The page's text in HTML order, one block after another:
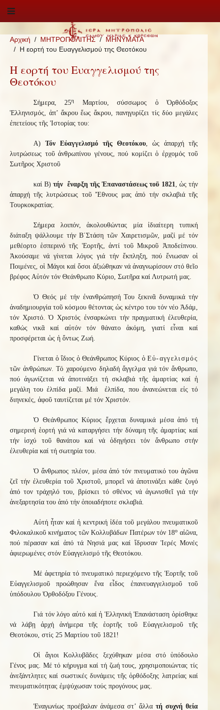
Αρχική ΜΗΤΡΟΠΟΛΙΤΗΣ
ΜΗΝΥΜΑΤΑ
Η εορτή του Ευαγγελισμού της Θεοτόκου
Η εορτή του Ευαγγελισμού της
Θεοτόκου
Σήμερα, 25η
Μαρτίου, σύσσωμος ὁ Ὀρθόδοξος
Ἑλληνισμός, ἀπ’ ἄκρου ἕως ἄκρου, πανηγυρίζει τίς δύο μεγάλες
ἐπετείους τῆς Ἱστορίας του:
Α) Τόν Εὐαγγελισμό τῆς Θεοτόκου, ὡς ἀπαρχή τῆς
λυτρώσεως τοῦ ἀνθρωπίνου γένους, πού κομίζει ὁ ἐρχομός τοῦ
Σωτῆρος Χριστοῦ
καί Β)τήν ἔναρξη τῆς Ἐπαναστάσεως τοῦ 1821, ὡς τήν
ἀπαρχή τῆς λυτρώσεως τοῦ Ἔθνους μας ἀπό τήν σκλαβιά τῆς
Τουρκοκρατίας.
Σήμερα λοιπόν, ἀκολουθώντας μία ἰδιαίτερη τυπική
διάταξη ψάλλουμε τήν Β΄Στάση τῶν Χαιρετισμῶν, μαζί μέ τόν
μεθέορτο ἑσπερινό τῆς Ἑορτῆς, ἀντί τοῦ Μικροῦ Ἀποδείπνου.
Ἀκούσαμε νά γίνεται λόγος γιά τήν ἔκπληξη, πού ἔνιωσαν οἱ
Ποιμένες, οἱ Μάγοι καί ὅσοι ἀξιώθηκαν νά ἀναγνωρίσουν στό θεῖο
βρέφος Αὐτόν τόν Θεάνθρωπο Κύριο, Σωτῆρα καί Λυτρωτή μας.
Ὁ Θεός μέ τήν ἐνανθρώπησή Του ξεκινᾶ δυναμικά τήν
ἀναδημιουργία τοῦ κόσμου θέτοντας ὡς κέντρο του τόν νέο Ἀδάμ,
τόν Χριστό. Ὁ Χριστός ἐνσαρκώνει τήν πραγματική ἐλευθερία,
καθώς νικᾶ καί αὐτόν τόν θάνατο ἀκόμη, γιατί εἶναι καί
προσφέρεται ὡς ἡ ὄντως Ζωή.
Γίνεται ὁ ἴδιος ὁ Θεάνθρωπος Κύριος ὁ Εὐ-αγγελισμός
τῶν ἀνθρώπων. Τό χαρούμενο δηλαδή ἄγγελμα γιά τόν ἄνθρωπο,
πού ἀγωνίζεται νά ἀποτινάξει τή σκλαβιά τῆς ἁμαρτίας καί ἡ
μεγάλη του ἐλπίδα μαζί. Μιά ἐλπίδα, που ἀνανεώνεται εἰς τό
διηνεκές, ἀφοῦ ταυτίζεται μέ τόν Χριστόν.
Ὁ Θεάνθρωπος Κύριος ἔρχεται δυναμικά μέσα ἀπό τή
σημερινή ἑορτή γιά νά καταργήσει τήν δύναμη τῆς ἁμαρτίας καί
τήν ἰσχύ τοῦ θανάτου καί νά ὁδηγήσει τόν ἄνθρωπο στήν
ἐλευθερία καί τή σωτηρία του.
Ὁ ἄνθρωπος πλέον, μέσα ἀπό τόν πνευματικό του ἀγῶνα
ζεῖ τήν ἐλευθερία τοῦ Χριστοῦ, μπορεῖ νά ἀποτινάξει κάθε ζυγό
ἀπό τον τράχηλό του, βρίσκει τό σθένος νά ἀγωνισθεῖ γιά τήν
ἀνεξαρτησία του ἀπό τήν ὁποιαδήποτε σκλαβιά.
Αὐτή ἦταν καί ἡ κεντρική ἰδέα τοῦ μεγάλου πνευματικοῦ
Φιλοκαλικοῦ κινήματος τῶν Κολλυβάδων Πατέρων τόν 18ο αἰῶνα,
πού πέρασαν καί ἀπό τά Νησιά μας καί ἵδρυσαν Ἱερές Μονές
ἀφιερωμένες στόν Εὐαγγελισμό τῆς Θεοτόκου.
Μέ ἀφετηρία τό πνευματικό περιεχόμενο τῆς Ἑορτῆς τοῦ
Εὐαγγελισμοῦ προώθησαν ἕνα εἶδος ἐπανευαγγελισμοῦ τοῦ
ὑπόδουλου Ὀρθοδόξου Γένους.
Γιά τόν λόγο αὐτό καί ἡ Ἑλληνική Ἐπανάσταση ὁρίσθηκε
νά λάβῃ ἀρχή ἀνήμερα τῆς ἑορτῆς τοῦ Εὐαγγελισμοῦ τῆς
Θεοτόκου, στίς 25 Μαρτίου τοῦ 1821!
Οἱ ἅγιοι Κολλυβᾶδες ξεχύθηκαν μέσα στό ὑπόδουλο
Γένος μας. Μέ τό κήρυγμα καί τή ζωή τους, χρησιμοποιώντας τίς
ἀνεξάντλητες καί σωστικές δυνάμεις τῆς ὀρθόδοξης λατρείας καί
πνευματικότητας ἐμψύχωσαν τούς προγόνους μας.
Ἐναγωνίως προέβαλαν ἀνάμεσα στ’ ἄλλα τή συχνή θεία